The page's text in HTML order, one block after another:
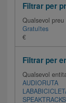
Filtrar per
Qualsevol preu
Gratuïtes
€
Filtrar per
Qualsevol
AUDIORUTA
SPEAKTRACKS